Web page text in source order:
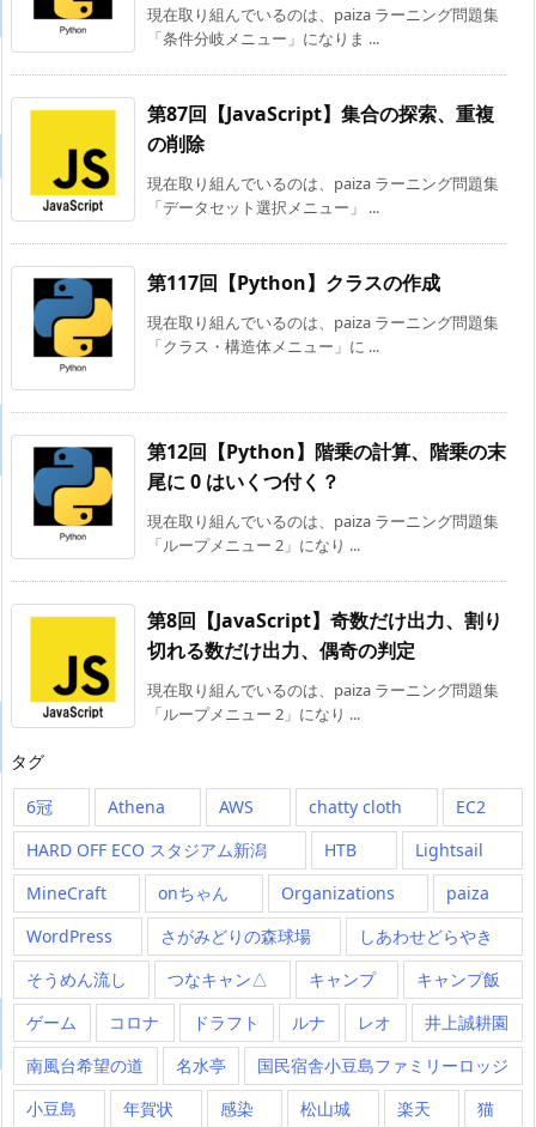
現在取り組んでいるのは、paiza ラーニング問題集
「条件分岐メニュー」になりま ...
第87回【JavaScript】集合の探索、重複
の削除
現在取り組んでいるのは、paiza ラーニング問題集
「データセット選択メニュー」 ...
第117回【Python】クラスの作成
現在取り組んでいるのは、paiza ラーニング問題集
「クラス・構造体メニュー」に ...
第12回【Python】階乗の計算、階乗の末
尾に 0 はいくつ付く？
現在取り組んでいるのは、paiza ラーニング問題集
「ループメニュー 2」になり ...
第8回【JavaScript】奇数だけ出力、割り
切れる数だけ出力、偶奇の判定
現在取り組んでいるのは、paiza ラーニング問題集
「ループメニュー 2」になり ...
タグ
6冠
Athena AWS chatty cloth
EC2
HARD OFF ECO スタジアム新潟
HTB
Lightsail
MineCraft
onちゃん Organizations
paiza
WordPress
さがみどりの森球場
しあわせどらやき
そうめん流し
つなキャン△ キャンプ
キャンプ飯
ゲーム
コロナ ドラフト ルナ レオ
井上誠耕園
南風台希望の道
名水亭
国民宿舎小豆島ファミリーロッジ
小豆島
年賀状 感染 松山城 楽天
猫